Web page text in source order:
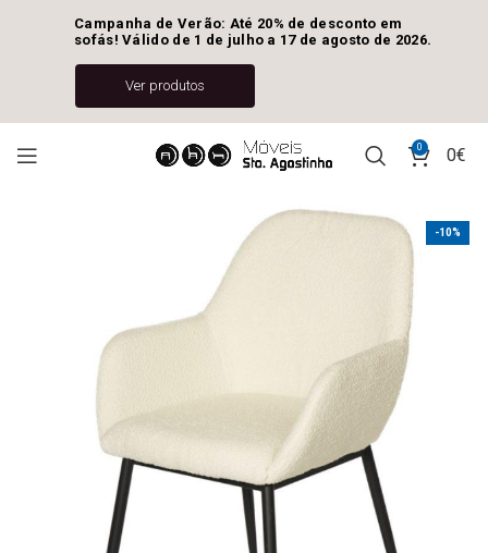
0 0€
-10%
Campanha de Verão: Até 20% de desconto em
sofás! Válido de 1 de julho a 17 de agosto de 2026.
Ver produtos